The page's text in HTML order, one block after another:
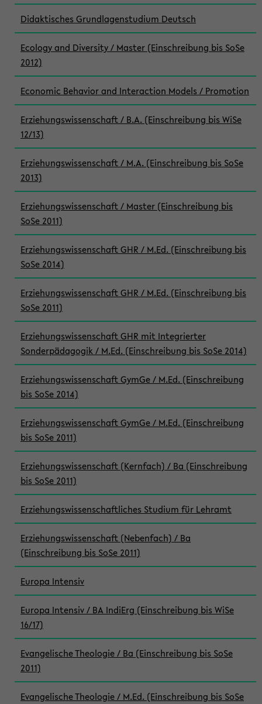
Didaktisches Grundlagenstudium Deutsch
Ecology and Diversity / Master (Einschreibung bis SoSe
2012)
Economic Behavior and Interaction Models / Promotion
Erziehungswissenschaft / B.A. (Einschreibung bis WiSe
12/13)
Erziehungswissenschaft / M.A. (Einschreibung bis SoSe
2013)
Erziehungswissenschaft / Master (Einschreibung bis
SoSe 2011)
Erziehungswissenschaft GHR / M.Ed. (Einschreibung bis
SoSe 2014)
Erziehungswissenschaft GHR / M.Ed. (Einschreibung bis
SoSe 2011)
Erziehungswissenschaft GHR mit Integrierter
Sonderpädagogik / M.Ed. (Einschreibung bis SoSe 2014)
Erziehungswissenschaft GymGe / M.Ed. (Einschreibung
bis SoSe 2014)
Erziehungswissenschaft GymGe / M.Ed. (Einschreibung
bis SoSe 2011)
Erziehungswissenschaft (Kernfach) / Ba (Einschreibung
bis SoSe 2011)
Erziehungswissenschaftliches Studium für Lehramt
Erziehungswissenschaft (Nebenfach) / Ba
(Einschreibung bis SoSe 2011)
Europa Intensiv
Europa Intensiv / BA IndiErg (Einschreibung bis WiSe
16/17)
Evangelische Theologie / Ba (Einschreibung bis SoSe
2011)
Evangelische Theologie / M.Ed. (Einschreibung bis SoSe